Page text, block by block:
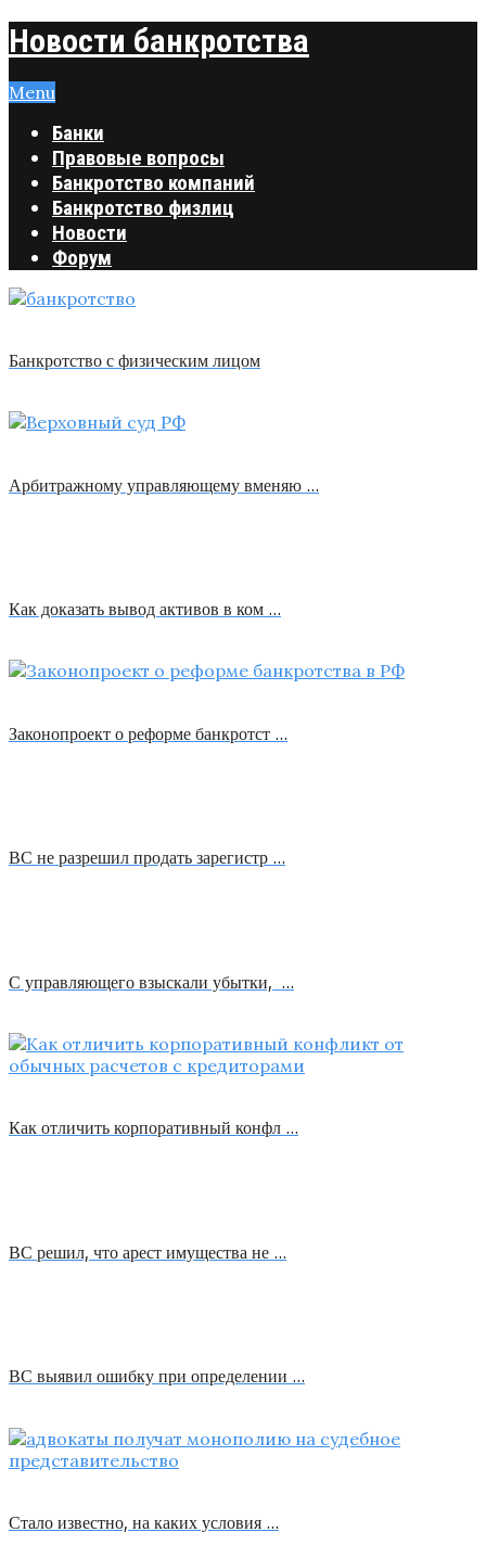
Новости банкротства
Menu
Банки
Правовые вопросы
Банкротство компаний
Банкротство физлиц
Новости
Форум
Банкротство с физическим лицом
Арбитражному управляющему вменяю …
Как доказать вывод активов в ком …
Законопроект о реформе банкротст …
ВС не разрешил продать зарегистр …
С управляющего взыскали убытки, …
Как отличить корпоративный конфл …
ВС решил, что арест имущества не …
ВС выявил ошибку при определении …
Стало известно, на каких условия …